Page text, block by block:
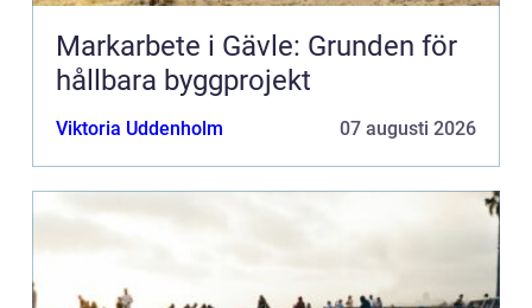
Markarbete i Gävle: Grunden för
hållbara byggprojekt
Viktoria Uddenholm 07 augusti 2026